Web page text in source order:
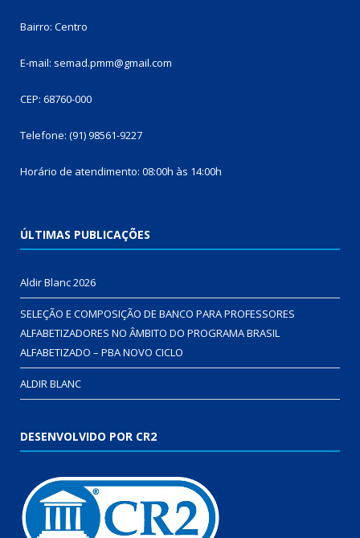
Bairro: Centro
E-mail: semad.pmm@gmail.com
CEP: 68760-000
Telefone: (91) 98561-9227
Horário de atendimento: 08:00h às 14:00h
ÚLTIMAS PUBLICAÇÕES
Aldir Blanc 2026
SELEÇÃO E COMPOSIÇÃO DE BANCO PARA PROFESSORES
ALFABETIZADORES NO ÂMBITO DO PROGRAMA BRASIL
ALFABETIZADO – PBA NOVO CICLO
ALDIR BLANC
DESENVOLVIDO POR CR2